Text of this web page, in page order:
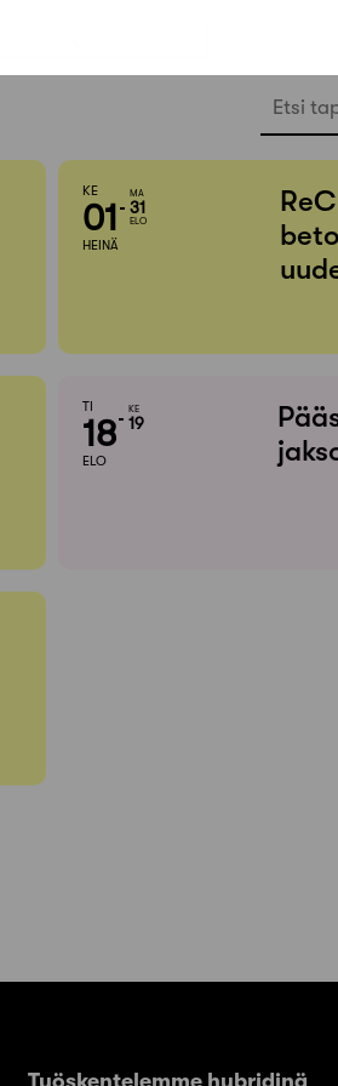
Etsi
KE
01
HEINÄ
MA
31
ELO
TI
18
ELO
KE
19
Työskentelemme hybridinä